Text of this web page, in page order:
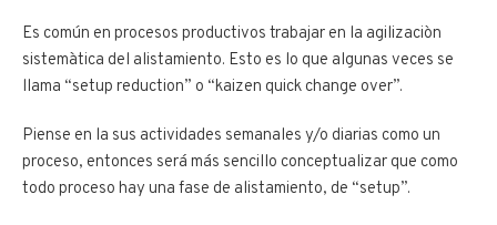
Es común en procesos productivos trabajar en la agilizaciòn
sistemàtica del alistamiento. Esto es lo que algunas veces se
llama “setup reduction” o “kaizen quick change over”.
Piense en la sus actividades semanales y/o diarias como un
proceso, entonces será más sencillo conceptualizar que como
todo proceso hay una fase de alistamiento, de “setup”.